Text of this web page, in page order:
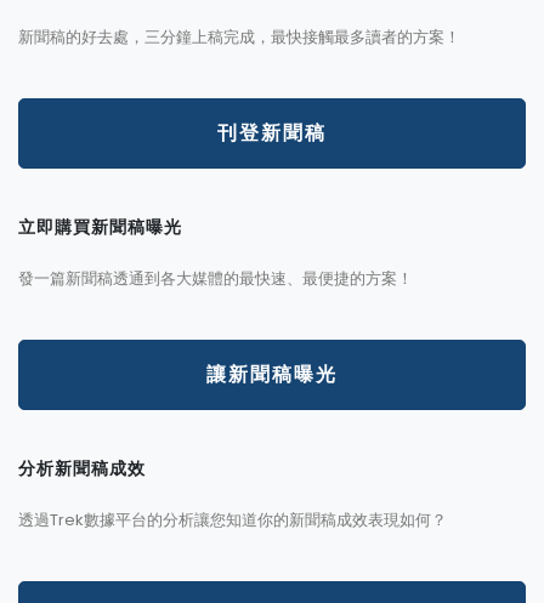
新聞稿的好去處，三分鐘上稿完成，最快接觸最多讀者的方案！
刊登新聞稿
立即購買新聞稿曝光
發一篇新聞稿透通到各大媒體的最快速、最便捷的方案！
讓新聞稿曝光
分析新聞稿成效
透過Trek數據平台的分析讓您知道你的新聞稿成效表現如何？